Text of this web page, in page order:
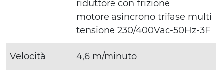
riduttore con frizione
motore asincrono trifase multi
tensione 230/400Vac-50Hz-3F
Velocità 4,6 m/minuto